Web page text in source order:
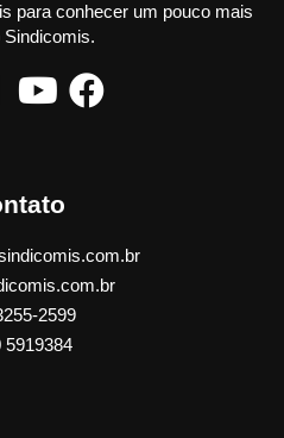
para conhecer um pouco mais
Sindicomis.
2599
5919384